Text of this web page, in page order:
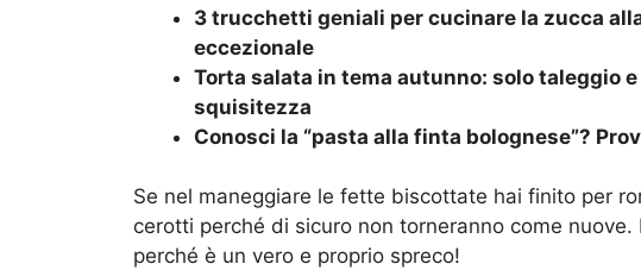
3 trucchetti geniali per cucinare la zucca
eccezionale
Torta salata in tema autunno: solo taleggio
squisitezza
Conosci la “pasta alla finta bolognese”?
Se nel maneggiare le fette biscottate hai finito per
cerotti perché di sicuro non torneranno come
perché è un vero e proprio spreco!